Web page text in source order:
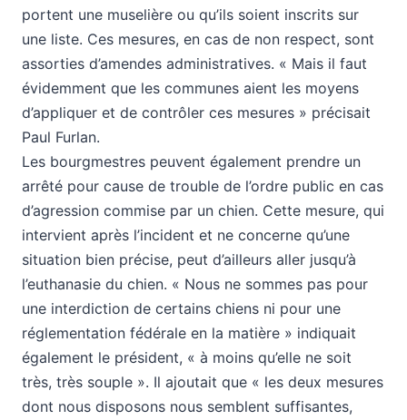
portent une muselière ou qu’ils soient inscrits sur
une liste. Ces mesures, en cas de non respect, sont
assorties d’amendes administratives. « Mais il faut
évidemment que les communes aient les moyens
d’appliquer et de contrôler ces mesures » précisait
Paul Furlan.
Les bourgmestres peuvent également prendre un
arrêté pour cause de trouble de l’ordre public en cas
d’agression commise par un chien. Cette mesure, qui
intervient après l’incident et ne concerne qu’une
situation bien précise, peut d’ailleurs aller jusqu’à
l’euthanasie du chien. « Nous ne sommes pas pour
une interdiction de certains chiens ni pour une
réglementation fédérale en la matière » indiquait
également le président, « à moins qu’elle ne soit
très, très souple ». Il ajoutait que « les deux mesures
dont nous disposons nous semblent suffisantes,